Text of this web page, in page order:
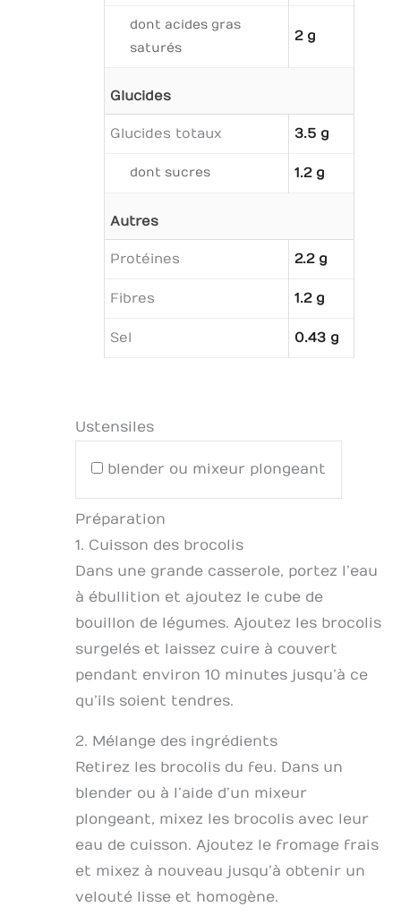
dont acides gras
saturés
2 g
Glucides
Glucides totaux 3.5 g
dont sucres 1.2 g
Autres
Protéines 2.2 g
Fibres 1.2 g
Sel 0.43 g
Ustensiles
blender ou mixeur plongeant
Préparation
1. Cuisson des brocolis
Dans une grande casserole, portez l’eau
à ébullition et ajoutez le cube de
bouillon de légumes. Ajoutez les brocolis
surgelés et laissez cuire à couvert
pendant environ 10 minutes jusqu’à ce
qu’ils soient tendres.
2. Mélange des ingrédients
Retirez les brocolis du feu. Dans un
blender ou à l’aide d’un mixeur
plongeant, mixez les brocolis avec leur
eau de cuisson. Ajoutez le fromage frais
et mixez à nouveau jusqu’à obtenir un
velouté lisse et homogène.